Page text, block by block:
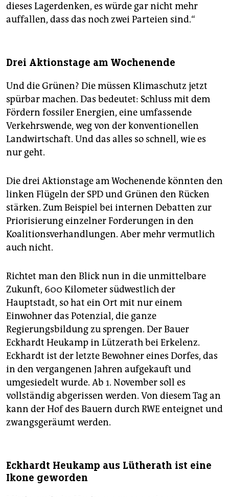
dieses Lagerdenken, es würde gar nicht mehr
auffallen, dass das noch zwei Parteien sind.“
Drei Aktionstage am Wochenende
Und die Grünen? Die müssen Klimaschutz jetzt
spürbar machen. Das bedeutet: Schluss mit dem
Fördern fossiler Energien, eine umfassende
Verkehrswende, weg von der konventionellen
Landwirtschaft. Und das alles so schnell, wie es
nur geht.
Die drei Aktionstage am Wochenende könnten den
linken Flügeln der SPD und Grünen den Rücken
stärken. Zum Beispiel bei internen Debatten zur
Priorisierung einzelner Forderungen in den
Koalitionsverhandlungen. Aber mehr vermutlich
auch nicht.
Richtet man den Blick nun in die unmittelbare
Zukunft, 600 Kilometer südwestlich der
Hauptstadt, so hat ein Ort mit nur einem
Einwohner das Potenzial, die ganze
Regierungsbildung zu sprengen. Der Bauer
Eckhardt Heukamp in Lützerath bei Erkelenz.
Eckhardt ist der letzte Bewohner eines Dorfes, das
in den vergangenen Jahren aufgekauft und
umgesiedelt wurde. Ab 1. November soll es
vollständig abgerissen werden. Von diesem Tag an
kann der Hof des Bauern durch RWE enteignet und
zwangsgeräumt werden.
Eckhardt Heukamp aus Lütherath ist eine
Ikone geworden